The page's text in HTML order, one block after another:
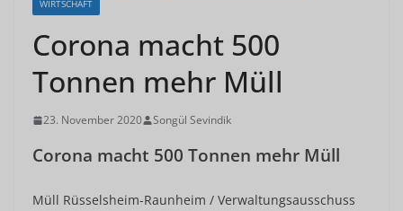
WIRTSCHAFT
Corona macht 500
Tonnen mehr Müll
23. November 2020 Songül Sevindik
Corona macht 500 Tonnen mehr Müll
Müll Rüsselsheim-Raunheim / Verwaltungsausschuss